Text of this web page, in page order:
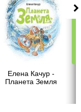
Елена Качур -
Планета Земля